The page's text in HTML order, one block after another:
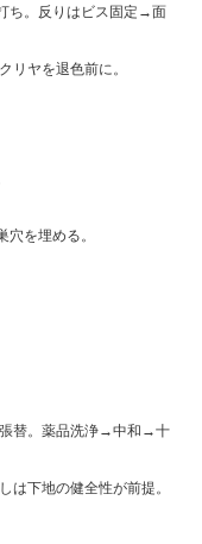
ち。反りはビス固定→面
リヤを退色前に。
を埋める。
替。薬品洗浄→中和→十
は下地の健全性が前提。